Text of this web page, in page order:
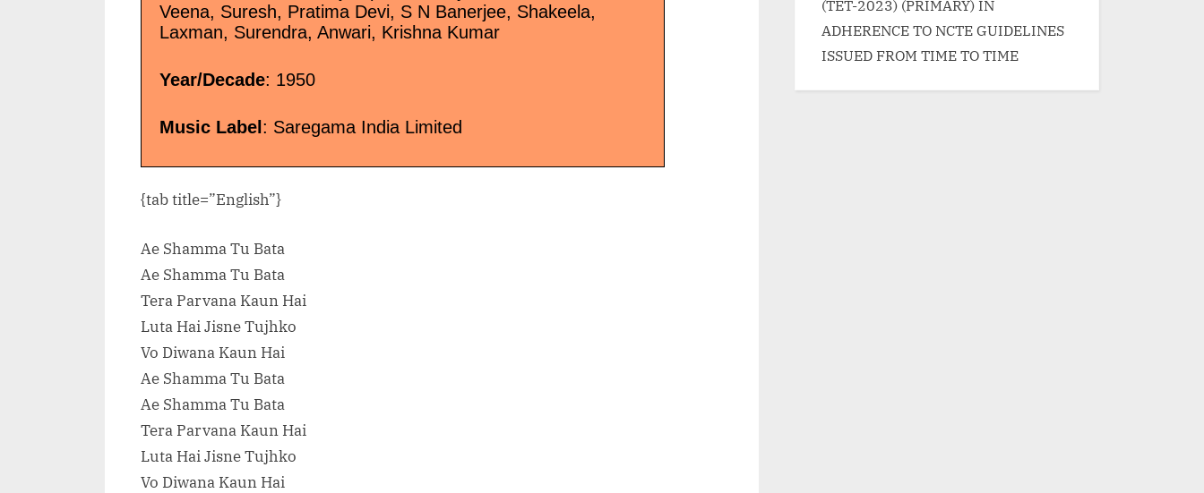
Veena, Suresh, Pratima Devi, S N Banerjee, Shakeela,
Laxman, Surendra, Anwari, Krishna Kumar
Year/Decade: 1950
Music Label: Saregama India Limited
{tab title=”English”}
Ae Shamma Tu Bata
Ae Shamma Tu Bata
Tera Parvana Kaun Hai
Luta Hai Jisne Tujhko
Vo Diwana Kaun Hai
Ae Shamma Tu Bata
Ae Shamma Tu Bata
Tera Parvana Kaun Hai
Luta Hai Jisne Tujhko
Vo Diwana Kaun Hai
(TET-2023) (PRIMARY) IN
ADHERENCE TO NCTE GUIDELINES
ISSUED FROM TIME TO TIME